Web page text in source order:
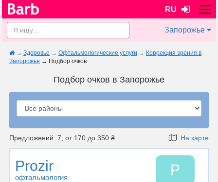
RU
Запорожье
→ Здоровье → Офтальмологические услуги → Коррекция зрения в
Запорожье → Подбор очков
Подбор очков в Запорожье
Предложений: 7, от 170 до 350 ₴ На карте
Prozir
офтальмология P